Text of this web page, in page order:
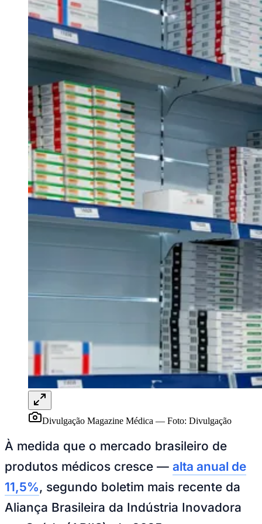
ZanagaMathiensenCariobinhaZanagaFraronJardim
Paulistano
Quilombo
Para Sua Empresa
Anuncie no Portal
Guia de Empresas
Divulgar VagasNovo
Publicidade Legal
Hub de Negócios
Guia Comercial
Selo Verificado
Portal Educacional
Agenda de Vestibulares
Vagas de Emprego
Concursos
Panorama Econômico
Panorama Econômico
Para Sua Empresa
NBA
MLB
NHL
Vôlei
NBB
Competições de Futebol
Brasileirão Série A
Paulistão
Libertadores
Copa América
Premier League
La Liga
Divulgação Magazine Médica — Foto: Divulgação
À medida que o mercado brasileiro de
produtos médicos cresce — alta anual de
11,5%, segundo boletim mais recente da
Aliança Brasileira da Indústria Inovadora